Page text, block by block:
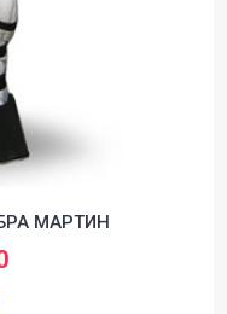
МАРТИН